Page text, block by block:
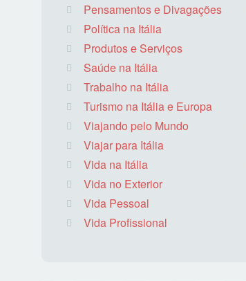
Pensamentos e Divagações
Política na Itália
Produtos e Serviços
Saúde na Itália
Trabalho na Itália
Turismo na Itália e Europa
Viajando pelo Mundo
Viajar para Itália
Vida na Itália
Vida no Exterior
Vida Pessoal
Vida Profissional